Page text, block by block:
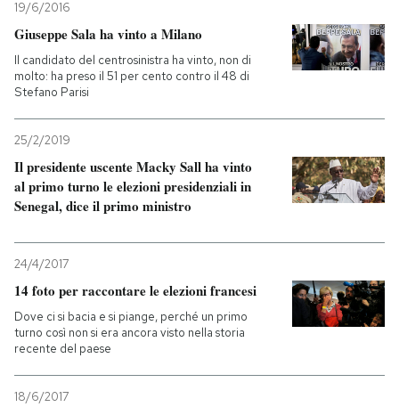
19/6/2016
Giuseppe Sala ha vinto a Milano
Il candidato del centrosinistra ha vinto, non di
molto: ha preso il 51 per cento contro il 48 di
Stefano Parisi
25/2/2019
Il presidente uscente Macky Sall ha vinto
al primo turno le elezioni presidenziali in
Senegal, dice il primo ministro
24/4/2017
14 foto per raccontare le elezioni francesi
Dove ci si bacia e si piange, perché un primo
turno così non si era ancora visto nella storia
recente del paese
18/6/2017